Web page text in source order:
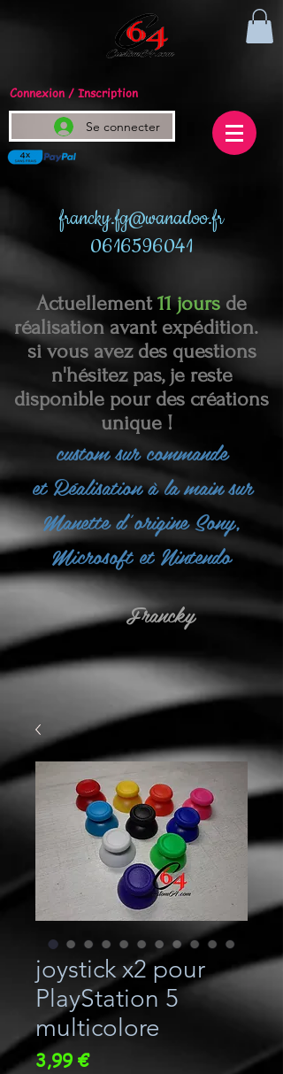
Connexion / Inscription
Se connecter
francky.fg@wanadoo.fr
0616596041
Actuellement 11 jours de
réalisation avant expédition.
si vous avez des questions
n'hésitez pas, je reste
disponible pour des créations
unique !
custom sur commande
etRéalisation à la main sur
Manette d'origine Sony,
Microsoft et Nintendo
Francky
joystick x2 pour
PlayStation 5
multicolore
3,99 €Prix